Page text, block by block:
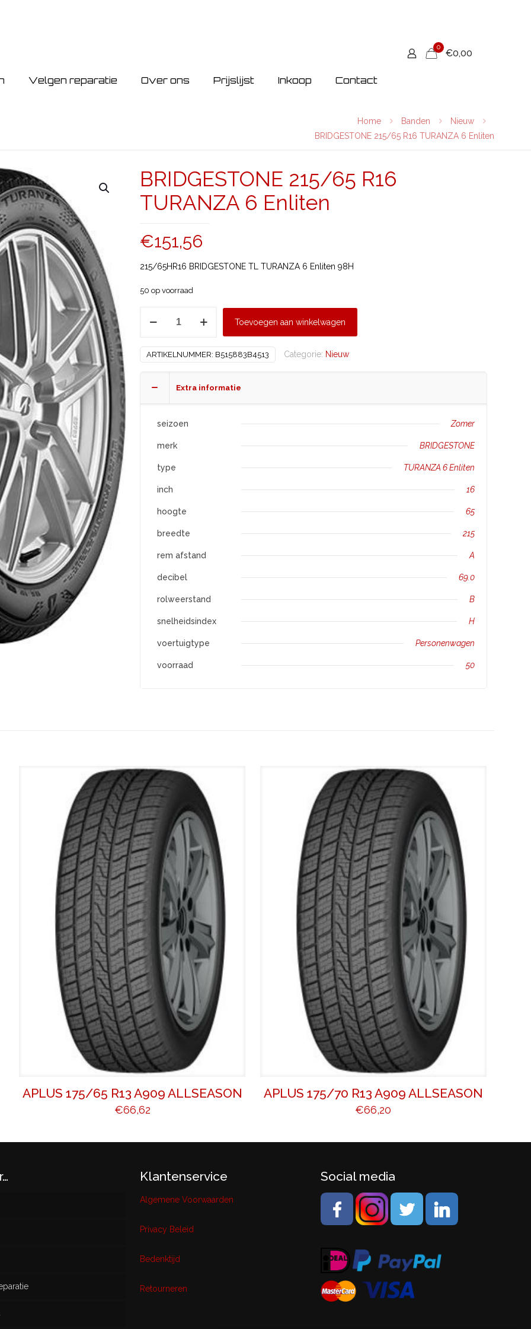
Velgen reparatie Over ons Prijslijst Inkoop Contact
0
€0,00
Home Banden
Nieuw
BRIDGESTONE 215/65 R16 TURANZA 6 Enliten
BRIDGESTONE 215/65 R16
TURANZA 6 Enliten
€151,56
215/65HR16 BRIDGESTONE TL TURANZA 6 Enliten 98H
50 op voorraad
TURANZA
Enliten
Toevoegen aan winkelwagen
ARTIKELNUMMER: B515883B4513 Categorie: Nieuw
Extra informatie
seizoen Zomer
merk BRIDGESTONE
type TURANZA 6 Enliten
inch 16
hoogte 65
breedte 215
rem afstand A
decibel 69.0
rolweerstand B
snelheidsindex H
voertuigtype Personenwagen
voorraad 50
APLUS 175/65 R13 A909 ALLSEASON
€66,62
APLUS 175/70 R13 A909 ALLSEASON
€66,20
Klantenservice
Algemene Voorwaarden
Privacy Beleid
Bedenktijd
Retourneren
Social media